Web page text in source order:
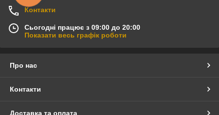
Контакти
Сьогодні працює з 09:00 до 20:00
Показати весь графік роботи
Про нас
Контакти
Доставка та оплата